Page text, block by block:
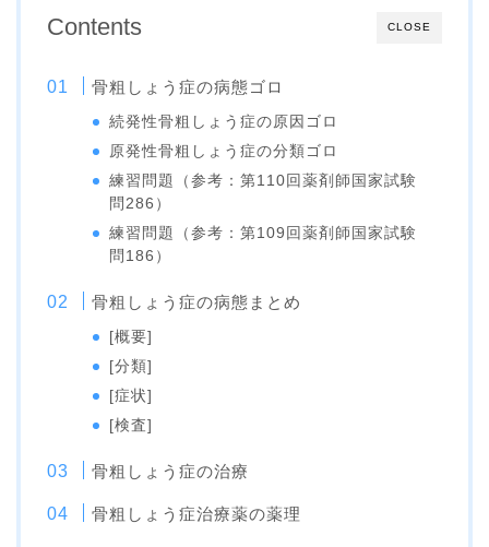
CLOSE
Contents
骨粗しょう症の病態ゴロ
続発性骨粗しょう症の原因ゴロ
原発性骨粗しょう症の分類ゴロ
練習問題（参考：第110回薬剤師国家試験
問286）
練習問題（参考：第109回薬剤師国家試験
問186）
骨粗しょう症の病態まとめ
[概要]
[分類]
[症状]
[検査]
骨粗しょう症の治療
骨粗しょう症治療薬の薬理